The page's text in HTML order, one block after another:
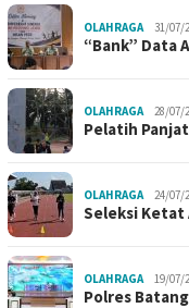
OLAHRAGA 31/07/
“Bank” Data
OLAHRAGA 28/07/
Pelatih
OLAHRAGA 24/07/
Seleksi Ketat
OLAHRAGA 19/07/
Polres